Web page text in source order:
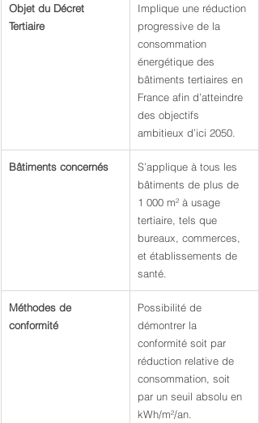
Objet du Décret
Tertiaire
Implique une réduction
progressive de la
consommation
énergétique des
bâtiments tertiaires en
France afin d’atteindre
des objectifs
ambitieux d’ici 2050.
Bâtiments concernés
S’applique à tous les
bâtiments de plus de
1 000 m² à usage
tertiaire, tels que
bureaux, commerces,
et établissements de
santé.
Méthodes de
conformité
Possibilité de
démontrer la
conformité soit par
réduction relative de
consommation, soit
par un seuil absolu en
kWh/m²/an.